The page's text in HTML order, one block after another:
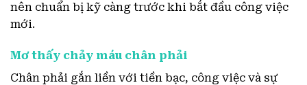
nên chuẩn bị kỹ càng trước khi bắt đầu công việc
mới.
Mơ thấy chảy máu chân phải
Chân phải gắn liền với tiền bạc, công việc và sự